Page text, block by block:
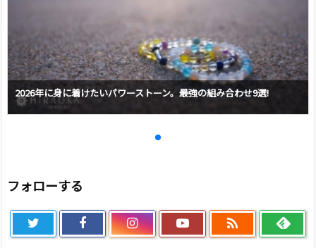
2026年に身に着けたいパワーストーン。最強の組み合わせ9選!
フォローする
